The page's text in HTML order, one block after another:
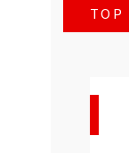
TOP